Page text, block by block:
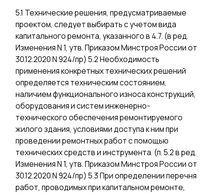
5.1 Технические решения, предусматриваемые
проектом, следует выбирать с учетом вида
капитального ремонта, указанного в 4.7. (в ред.
Изменения N 1, утв. Приказом Минстроя России от
30.12.2020 N 924/пр) 5.2 Необходимость
применения конкретных технических решений
определяется техническим состоянием,
наличием функционального износа конструкций,
оборудования и систем инженерно-
технического обеспечения ремонтируемого
жилого здания, условиями доступа к ним при
проведении ремонтных работ с помощью
технических средств и инструмента. (п. 5.2 в ред.
Изменения N 1, утв. Приказом Минстроя России от
30.12.2020 N 924/пр) 5.3 При определении перечня
работ, проводимых при капитальном ремонте,